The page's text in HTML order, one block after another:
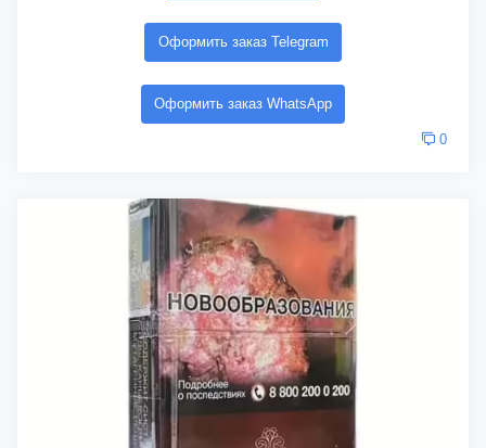
Оформить заказ Telegram
Оформить заказ WhatsApp
0